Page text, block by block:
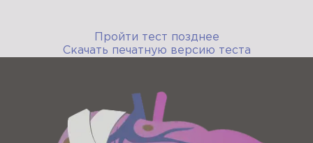
Пройти тест позднее
Скачать печатную версию теста